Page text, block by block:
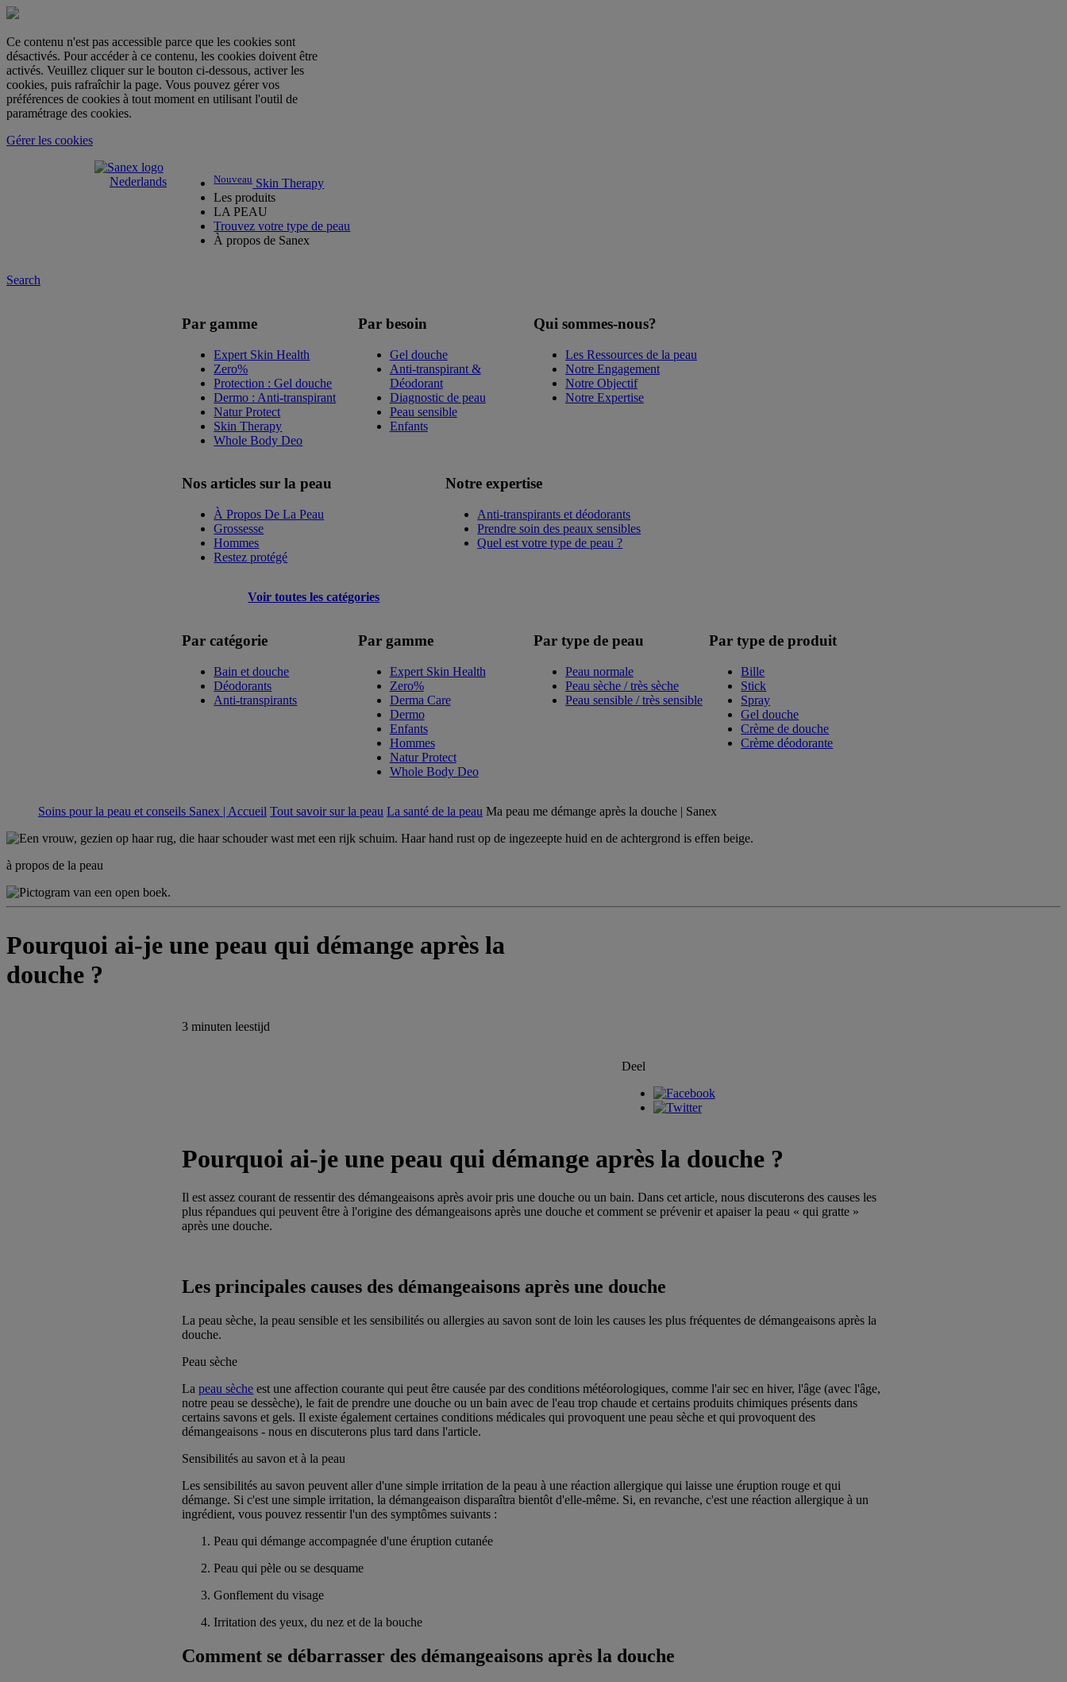
Ce contenu n'est pas accessible parce que les cookies sont
désactivés. Pour accéder à ce contenu, les cookies doivent être
activés. Veuillez cliquer sur le bouton ci-dessous, activer les
cookies, puis rafraîchir la page. Vous pouvez gérer vos
préférences de cookies à tout moment en utilisant l'outil de
paramétrage des cookies.
Gérer les cookies
Nederlands NouveauSkin Therapy
Les produits
LA PEAU
Trouvez votre type de peau
À propos de Sanex
Search
Par gamme
Expert Skin Health
Zero%
Protection : Gel douche
Dermo : Anti-transpirant
Natur Protect
Skin Therapy
Whole Body Deo
Par besoin
Gel douche
Anti-transpirant &
Déodorant
Diagnostic de peau
Peau sensible
Enfants
Qui sommes-nous?
Les Ressources de la peau
Notre Engagement
Notre Objectif
Notre Expertise
Nos articles sur la peau
À Propos De La Peau
Grossesse
Hommes
Restez protégé
Notre expertise
Anti-transpirants et déodorants
Prendre soin des peaux sensibles
Quel est votre type de peau ?
Voir toutes les catégories
Par catégorie
Bain et douche
Déodorants
Anti-transpirants
Par gamme
Expert Skin Health
Zero%
Derma Care
Dermo
Enfants
Hommes
Natur Protect
Whole Body Deo
Par type de peau
Peau normale
Peau sèche / très sèche
Peau sensible / très sensible
Par type de produit
Bille
Stick
Spray
Gel douche
Crème de douche
Crème déodorante
Soins pour la peau et conseils Sanex | Accueil Tout savoir sur la peau La santé de la peau Ma peau me démange après la douche | Sanex
à propos de la peau
Pourquoi ai-je une peau qui démange après la
douche ?
3 minuten leestijd
Deel
Pourquoi ai-je une peau qui démange après la douche ?
Il est assez courant de ressentir des démangeaisons après avoir pris une douche ou un bain. Dans cet article, nous discuterons des causes les
plus répandues qui peuvent être à l'origine des démangeaisons après une douche et comment se prévenir et apaiser la peau « qui gratte »
après une douche.
Les principales causes des démangeaisons après une douche
La peau sèche, la peau sensible et les sensibilités ou allergies au savon sont de loin les causes les plus fréquentes de démangeaisons après la
douche.
Peau sèche
Lapeau sèche est une affection courante qui peut être causée par des conditions météorologiques, comme l'air sec en hiver, l'âge (avec l'âge,
notre peau se dessèche), le fait de prendre une douche ou un bain avec de l'eau trop chaude et certains produits chimiques présents dans
certains savons et gels. Il existe également certaines conditions médicales qui provoquent une peau sèche et qui provoquent des
démangeaisons - nous en discuterons plus tard dans l'article.
Sensibilités au savon et à la peau
Les sensibilités au savon peuvent aller d'une simple irritation de la peau à une réaction allergique qui laisse une éruption rouge et qui
démange. Si c'est une simple irritation, la démangeaison disparaîtra bientôt d'elle-même. Si, en revanche, c'est une réaction allergique à un
ingrédient, vous pouvez ressentir l'un des symptômes suivants :
Peau qui démange accompagnée d'une éruption cutanée
Peau qui pèle ou se desquame
Gonflement du visage
Irritation des yeux, du nez et de la bouche
Comment se débarrasser des démangeaisons après la douche